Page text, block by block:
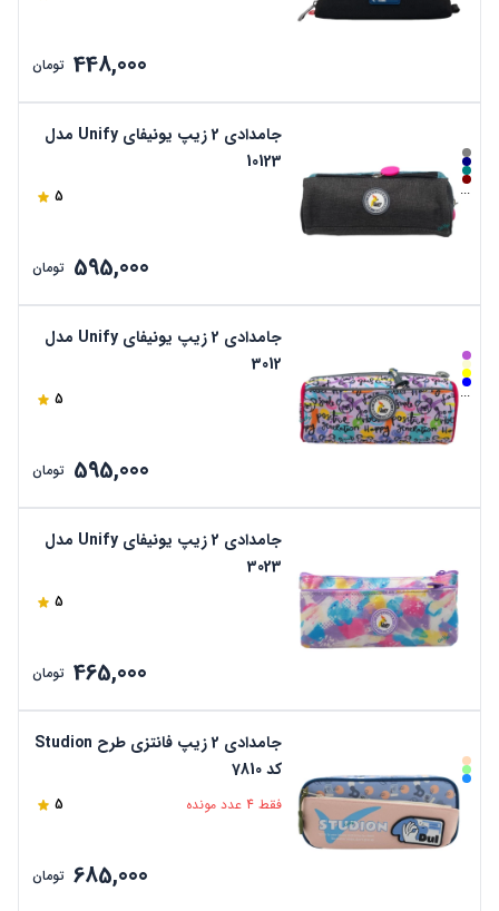
448,000 تومان
...
جامدادی 2 زیپ یونیفای Unify مدل
10123
5
595,000 تومان
...
جامدادی 2 زیپ یونیفای Unify مدل
3012
5
595,000 تومان
جامدادی 2 زیپ یونیفای Unify مدل
3023
5
465,000 تومان
جامدادی 2 زیپ فانتزی طرح Studion
کد 7810
فقط 4 عدد مونده 5
685,000 تومان